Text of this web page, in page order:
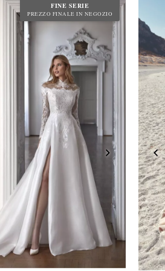
FINE SERIE
PREZZO FINALE IN NEGOZIO